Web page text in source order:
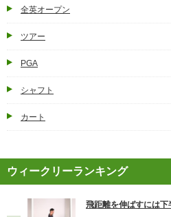
全英オープン
ツアー
PGA
シャフト
カート
ウィークリーランキング
飛距離を伸ばすには